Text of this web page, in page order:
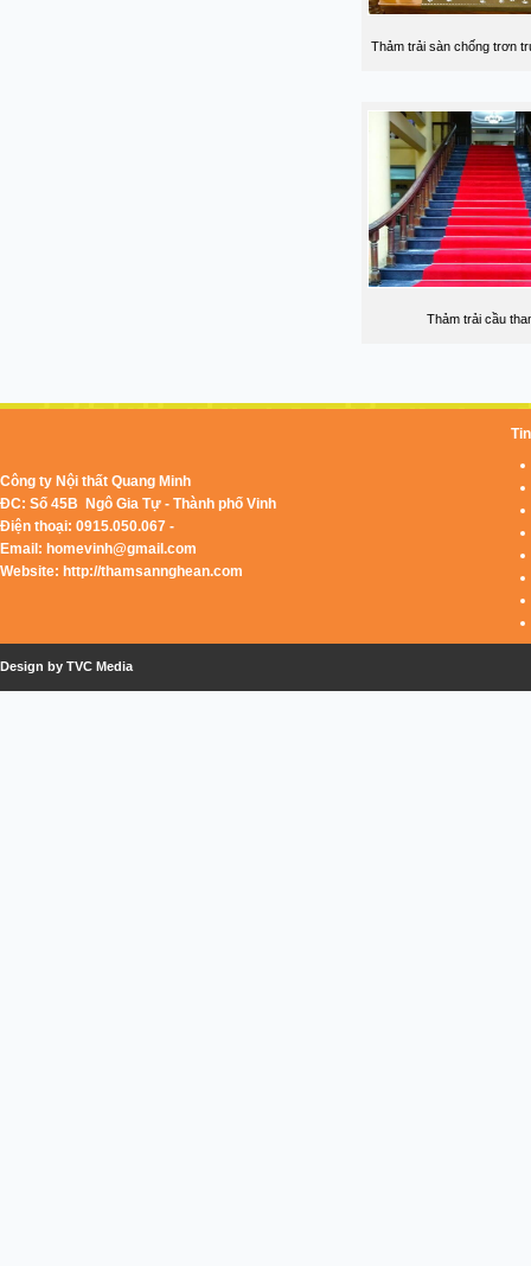
Thảm trải sàn chống trơn
Thảm trải cầu
Công ty Nội thất Quang Minh
ĐC: Số 45B Ngô Gia Tự - Thành phố Vinh
Điện thoại: 0915.050.067 -
Email: homevinh@gmail.com
Website: http://thamsannghean.com
Design by TVC Media